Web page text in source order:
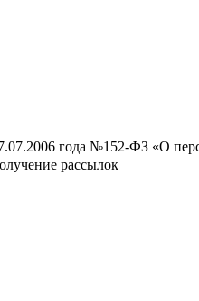
года №152-ФЗ «О
рассылок